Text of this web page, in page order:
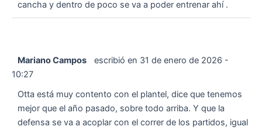
cancha y dentro de poco se va a poder entrenar ahí .
Mariano Campos escribió en 31 de enero de 2026 -
10:27
Otta está muy contento con el plantel, dice que tenemos
mejor que el año pasado, sobre todo arriba. Y que la
defensa se va a acoplar con el correr de los partidos, igual